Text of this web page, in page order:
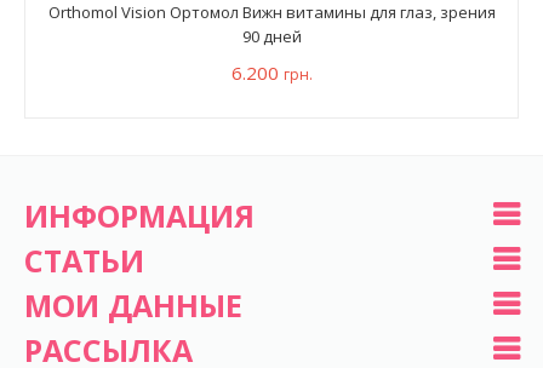
Orthomol Vision Ортомол Вижн витамины для глаз, зрения
90 дней
6.200 грн.
ИНФОРМАЦИЯ
СТАТЬИ
МОИ ДАННЫЕ
РАССЫЛКА